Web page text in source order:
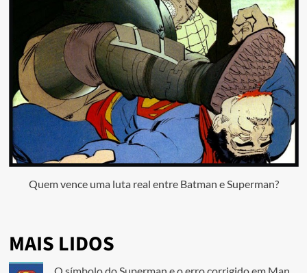
Quem vence uma luta real entre Batman e Superman?
MAIS LIDOS